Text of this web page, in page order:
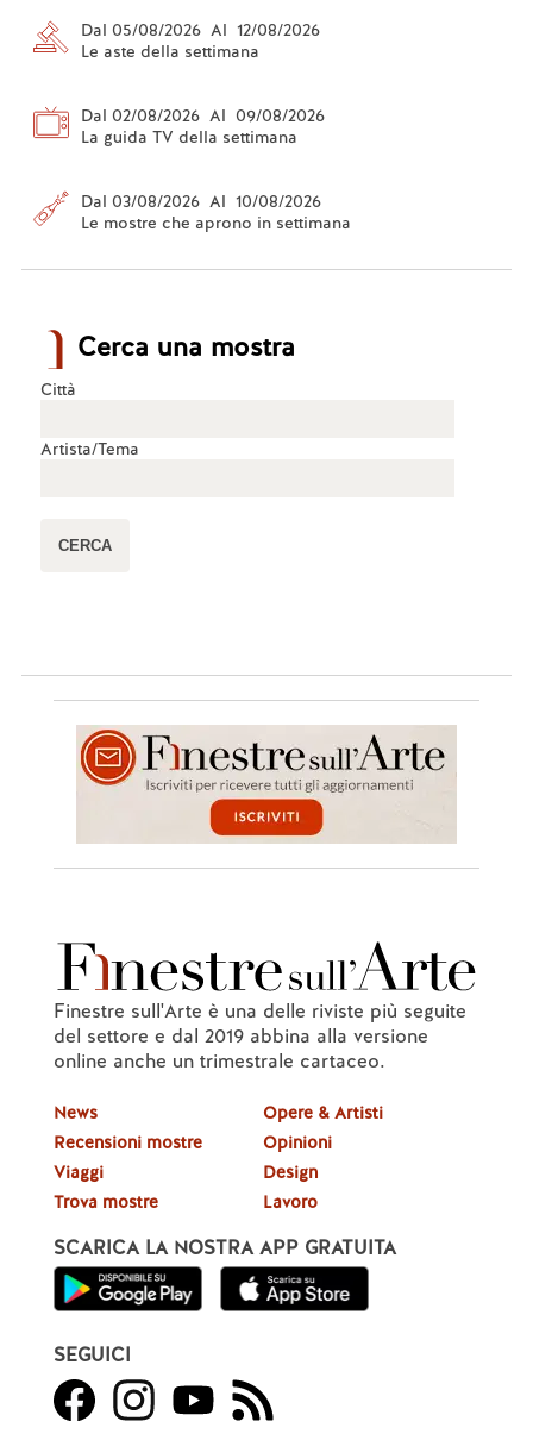
Dal 05/08/2026 Al 12/08/2026
Le aste della settimana
Dal 02/08/2026 Al 09/08/2026
La guida TV della settimana
Dal 03/08/2026 Al 10/08/2026
Le mostre che aprono in settimana
Cerca una mostra
Città
Artista/Tema
Finestre sull'Arte è una delle riviste più seguite
del settore e dal 2019 abbina alla versione
online anche un trimestrale cartaceo.
News
Recensioni mostre
Viaggi
Trova mostre
Opere & Artisti
Opinioni
Design
Lavoro
SCARICA LA NOSTRA APP GRATUITA
SEGUICI